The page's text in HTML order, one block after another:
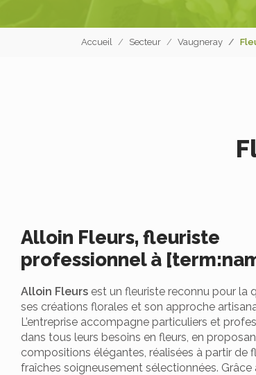
Accueil Secteur Vaugneray
Alloin Fleurs, fleuriste
professionnel à
Alloin Fleurs est un fleuriste reconnu pour la
ses créations florales et son approche
L’entreprise accompagne particuliers et
dans tous leurs besoins en fleurs, en
compositions élégantes, réalisées à partir de
fraîches soigneusement sélectionnées. Grâce